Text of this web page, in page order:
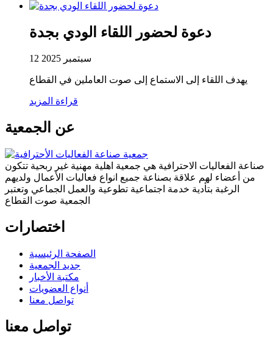
دعوة لحضور اللقاء الودي بجدة
12 سبتمبر 2025
يهدف اللقاء إلى الاستماع إلى صوت العاملين في القطاع
قراءة المزيد
عن الجمعية
صناعة الفعاليات الاحترافية هي جمعية اهلية مهنية غير ربحية تتكون
من أعضاء لهم علاقة بصناعة جميع انواع فعاليات الأعمال ولديهم
الرغبة بتأدية خدمة اجتماعية تطوعية والعمل الجماعي وتعتبر
الجمعية صوت القطاع
اختصارات
الصفحة الرئيسية
جديد الجمعية
مكتبة الأخبار
أنواع العضويات
تواصل معنا
تواصل معنا